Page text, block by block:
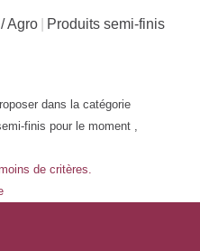
Agro Produits semi-finis
dans la catégorie
finis pour le moment ,
de critères.